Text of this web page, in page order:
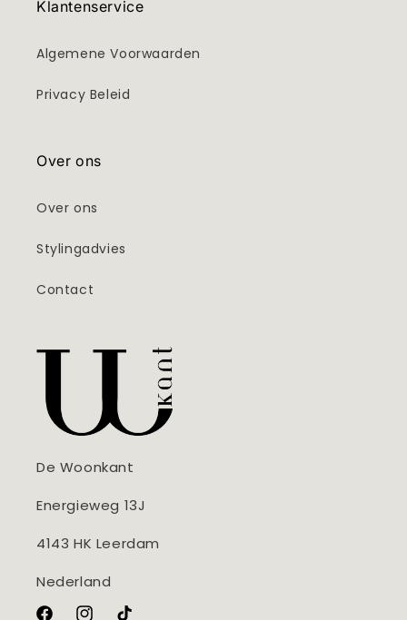
Klantenservice
Algemene Voorwaarden
Privacy Beleid
Over ons
Over ons
Stylingadvies
Contact
De Woonkant
Energieweg 13J
4143 HK Leerdam
Nederland